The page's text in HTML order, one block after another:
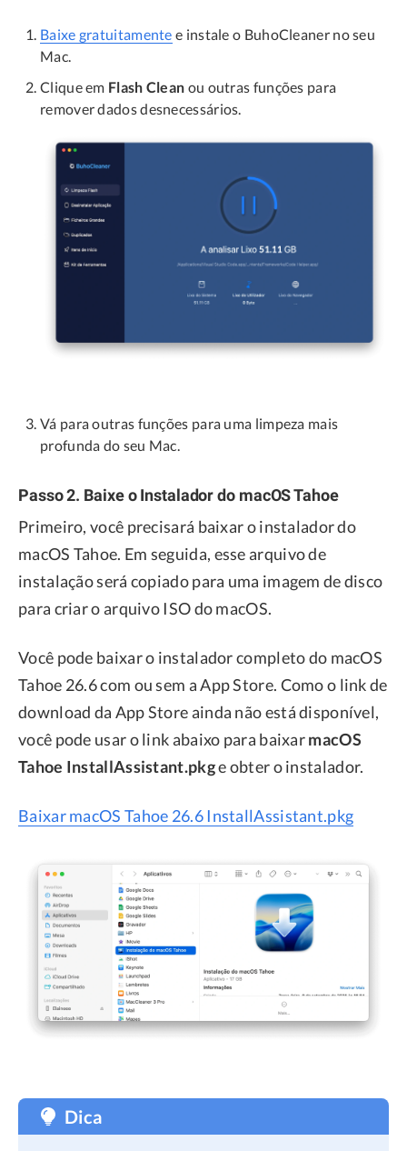
Baixe gratuitamente e instale o BuhoCleaner no seu
Mac.
Clique em Flash Clean ou outras funções para
remover dados desnecessários.
Vá para outras funções para uma limpeza mais
profunda do seu Mac.
Passo 2. Baixe o Instalador do macOS Tahoe
Primeiro, você precisará baixar o instalador do
macOS Tahoe. Em seguida, esse arquivo de
instalação será copiado para uma imagem de disco
para criar o arquivo ISO do macOS.
Você pode baixar o instalador completo do macOS
Tahoe 26.6 com ou sem a App Store. Como o link de
download da App Store ainda não está disponível,
você pode usar o link abaixo para baixarmacOS
Tahoe InstallAssistant.pkge obter o instalador.
Baixar macOS Tahoe 26.6 InstallAssistant.pkg
Dica